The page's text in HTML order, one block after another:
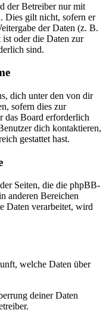
der Betreiber nur mit
Dies gilt nicht, sofern er
der Daten (z. B.
oder die Daten zur
sind.
dich unter den von dir
sofern dies zur
das Board erforderlich
dich kontaktieren,
gestattet hast.
Seiten, die die phpBB-
anderen Bereichen
Daten verarbeitet, wird
welche Daten über
deiner Daten